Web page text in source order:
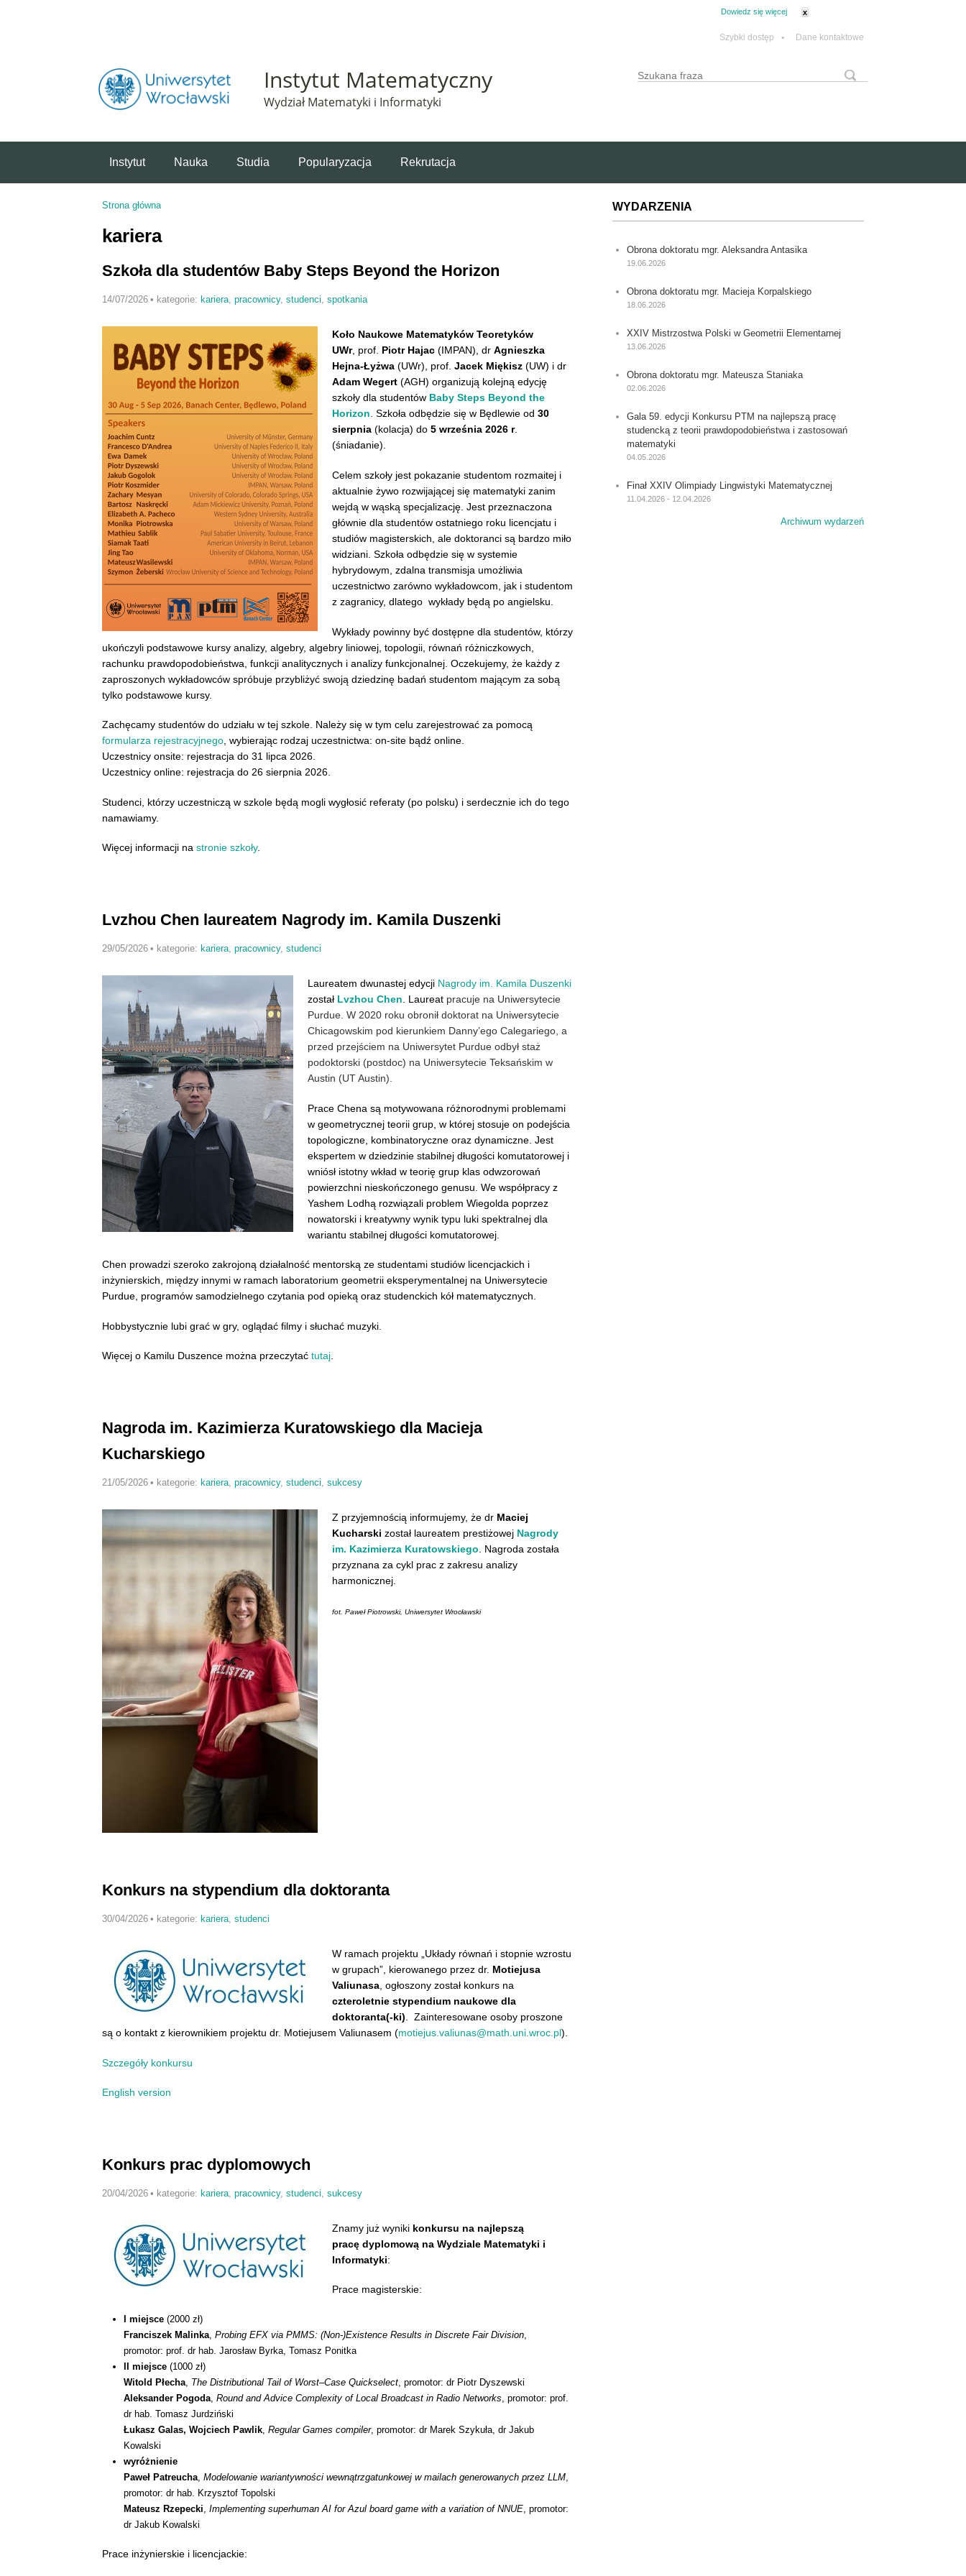
Dowiedz się więcej x
Szybki dostęp • Dane kontaktowe
Instytut Matematyczny
Wydział Matematyki i Informatyki
Formularz wyszukiwania
Wyszukaj
Instytut Nauka Studia Popularyzacja Rekrutacja
Strona główna
kariera
Szkoła dla studentów Baby Steps Beyond the Horizon
14/07/2026 • kategorie: kariera, pracownicy, studenci, spotkania
Koło Naukowe Matematyków Teoretyków
UWr, prof. Piotr Hajac (IMPAN), dr Agnieszka
Hejna-Łyżwa (UWr), prof. Jacek Miękisz (UW) i dr
Adam Wegert (AGH) organizują kolejną edycję
szkoły dla studentów Baby Steps Beyond the
Horizon. Szkoła odbędzie się w Będlewie od 30
sierpnia (kolacja) do 5 września 2026 r.
(śniadanie).
Celem szkoły jest pokazanie studentom rozmaitej i
aktualnie żywo rozwijającej się matematyki zanim
wejdą w wąską specjalizację. Jest przeznaczona
głównie dla studentów ostatniego roku licencjatu i
studiów magisterskich, ale doktoranci są bardzo miło
widziani. Szkoła odbędzie się w systemie
hybrydowym, zdalna transmisja umożliwia
uczestnictwo zarówno wykładowcom, jak i studentom
z zagranicy, dlatego wykłady będą po angielsku.
Wykłady powinny być dostępne dla studentów, którzy
ukończyli podstawowe kursy analizy, algebry, algebry liniowej, topologii, równań różniczkowych,
rachunku prawdopodobieństwa, funkcji analitycznych i analizy funkcjonalnej. Oczekujemy, że każdy z
zaproszonych wykładowców spróbuje przybliżyć swoją dziedzinę badań studentom mającym za sobą
tylko podstawowe kursy.
Zachęcamy studentów do udziału w tej szkole. Należy się w tym celu zarejestrować za pomocą
formularza rejestracyjnego , wybierając rodzaj uczestnictwa: on-site bądź online.
Uczestnicy onsite: rejestracja do 31 lipca 2026.
Uczestnicy online: rejestracja do 26 sierpnia 2026.
Studenci, którzy uczestniczą w szkole będą mogli wygłosić referaty (po polsku) i serdecznie ich do tego
namawiamy.
Więcej informacji na stronie szkoły.
Lvzhou Chen laureatem Nagrody im. Kamila Duszenki
29/05/2026 • kategorie: kariera, pracownicy, studenci
Laureatem dwunastej edycji Nagrody im. Kamila Duszenki
został Lvzhou Chen . Laureat pracuje na Uniwersytecie
Purdue. W 2020 roku obronił doktorat na Uniwersytecie
Chicagowskim pod kierunkiem Danny’ego Calegariego, a
przed przejściem na Uniwersytet Purdue odbył staż
podoktorski (postdoc) na Uniwersytecie Teksańskim w
Austin (UT Austin).
Prace Chena są motywowana różnorodnymi problemami
w geometrycznej teorii grup, w której stosuje on podejścia
topologiczne, kombinatoryczne oraz dynamiczne. Jest
ekspertem w dziedzinie stabilnej długości komutatorowej i
wniósł istotny wkład w teorię grup klas odwzorowań
powierzchni nieskończonego genusu. We współpracy z
Yashem Lodhą rozwiązali problem Wiegolda poprzez
nowatorski i kreatywny wynik typu luki spektralnej dla
wariantu stabilnej długości komutatorowej.
Chen prowadzi szeroko zakrojoną działalność mentorską ze studentami studiów licencjackich i
inżynierskich, między innymi w ramach laboratorium geometrii eksperymentalnej na Uniwersytecie
Purdue, programów samodzielnego czytania pod opieką oraz studenckich kół matematycznych.
Hobbystycznie lubi grać w gry, oglądać filmy i słuchać muzyki.
Więcej o Kamilu Duszence można przeczytać tutaj.
Nagroda im. Kazimierza Kuratowskiego dla Macieja
Kucharskiego
21/05/2026 • kategorie: kariera, pracownicy, studenci sukcesy
Z przyjemnością informujemy, że dr Maciej
Kucharski został laureatem prestiżowej Nagrody
im. Kazimierza Kuratowskiego . Nagroda została
przyznana za cykl prac z zakresu analizy
harmonicznej.
fot. Paweł Piotrowski, Uniwersytet Wrocławski
Konkurs na stypendium dla doktoranta
30/04/2026 • kategorie: kariera, studenci
W ramach projektu „Układy równań i stopnie wzrostu
w grupach”, kierowanego przez dr. Motiejusa
Valiunasa , ogłoszony został konkurs na
czteroletnie stypendium naukowe dla
doktoranta(-ki) . Zainteresowane osoby proszone
są o kontakt z kierownikiem projektu dr. Motiejusem Valiunasem (motiejus.valiunas@math.uni. wroc.pl).
Szczegóły konkursu
English version
Konkurs prac dyplomowych
20/04/2026 • kategorie: kariera, pracownicy, studenci sukcesy
Znamy już wyniki konkursu na najlepszą
pracę dyplomową na Wydziale Matematyki i
Informatyki:
Prace magisterskie:
I miejsce (2000 zł)
Franciszek Malinka Probing EFX via PMMS: (Non-)Existence Results in Discrete Fair Division
promotor: prof. dr hab. Jarosław Byrka, Tomasz Ponitka
II miejsce (1000 zł)
Witold Płecha The Distributional Tail of Worst–Case Quickselect , promotor: dr Piotr Dyszewski
Aleksander Pogoda Round and Advice Complexity of Local Broadcast in Radio Networks , promotor: prof.
dr hab. Tomasz Jurdziński
Łukasz Galas, Wojciech Pawlik Regular Games compiler, promotor: dr Marek Szykuła, dr Jakub
Kowalski
wyróżnienie
Paweł Patreucha Modelowanie wariantywności wewnątrzgatunkowej w mailach generowanych przez LLM
promotor: dr hab. Krzysztof Topolski
Mateusz Rzepecki Implementing superhuman AI for Azul board game with a variation of NNUE , promotor:
dr Jakub Kowalski
Prace inżynierskie i licencjackie:
WYDARZENIA
Obrona doktoratu mgr. Aleksandra Antasika
19.06.2026
Obrona doktoratu mgr. Macieja Korpalskiego
18.06.2026
XXIV Mistrzostwa Polski w Geometrii Elementarnej
13.06.2026
Obrona doktoratu mgr. Mateusza Staniaka
02.06.2026
Gala 59. edycji Konkursu PTM na najlepszą pracę
studencką z teorii prawdopodobieństwa i zastosowań
matematyki
04.05.2026
Finał XXIV Olimpiady Lingwistyki Matematycznej
11.04.2026 - 12.04.2026
Archiwum wydarzeń